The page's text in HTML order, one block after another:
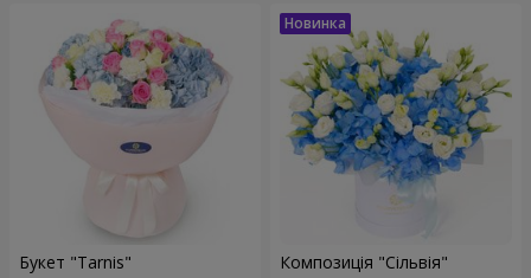
Букет "Tarnis" Композиція "Сільвія"